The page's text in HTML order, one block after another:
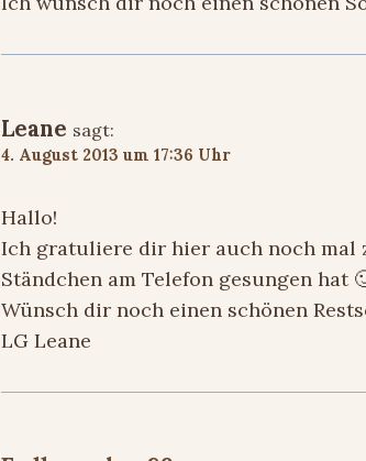
Leane sagt:
4. August 2013 um 17:36 Uhr
Hallo!
Ich gratuliere dir hier auch noch mal
Ständchen am Telefon gesungen hat
Wünsch dir noch einen schönen
LG Leane